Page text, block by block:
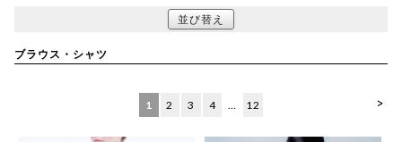
並び替え
ブラウス・シャツ
>
1 2 3 4 … 12